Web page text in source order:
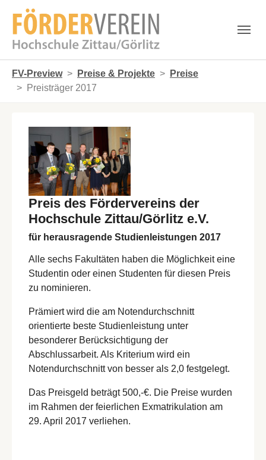
Skip to main navigation
Zum Hauptinhalt springen
Skip to page footer
FV-Preview Preise & Projekte
Preise
Preisträger 2017
Preis des Fördervereins der
Hochschule Zittau/Görlitz e.V.
für herausragende Studienleistungen 2017
Alle sechs Fakultäten haben die Möglichkeit eine
Studentin oder einen Studenten für diesen Preis
zu nominieren.
Prämiert wird die am Notendurchschnitt
orientierte beste Studienleistung unter
besonderer Berücksichtigung der
Abschlussarbeit. Als Kriterium wird ein
Notendurchschnitt von besser als 2,0 festgelegt.
Das Preisgeld beträgt 500,-€. Die Preise wurden
im Rahmen der feierlichen Exmatrikulation am
29. April 2017 verliehen.